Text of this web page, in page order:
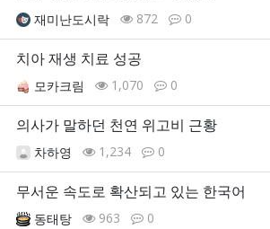
재미난도시락 872 0
치아 재생 치료 성공
모카크림 1,070 0
의사가 말하던 천연 위고비 근황
차하영 1,234 0
무서운 속도로 확산되고 있는 한국어
동태탕 963 0